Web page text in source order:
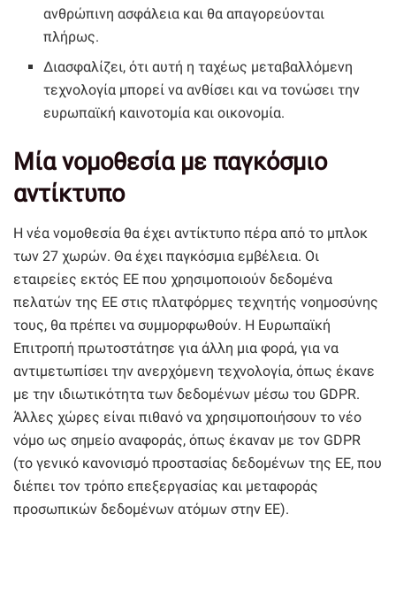
ανθρώπινη ασφάλεια και θα απαγορεύονται
πλήρως.
Διασφαλίζει, ότι αυτή η ταχέως μεταβαλλόμενη
τεχνολογία μπορεί να ανθίσει και να τονώσει την
ευρωπαϊκή καινοτομία και οικονομία.
Μία νομοθεσία με παγκόσμιο
αντίκτυπο
Η νέα νομοθεσία θα έχει αντίκτυπο πέρα από το μπλοκ
των 27 χωρών. Θα έχει παγκόσμια εμβέλεια. Οι
εταιρείες εκτός ΕΕ που χρησιμοποιούν δεδομένα
πελατών της ΕΕ στις πλατφόρμες τεχνητής νοημοσύνης
τους, θα πρέπει να συμμορφωθούν. Η Ευρωπαϊκή
Επιτροπή πρωτοστάτησε για άλλη μια φορά, για να
αντιμετωπίσει την ανερχόμενη τεχνολογία, όπως έκανε
με την ιδιωτικότητα των δεδομένων μέσω του GDPR.
Άλλες χώρες είναι πιθανό να χρησιμοποιήσουν το νέο
νόμο ως σημείο αναφοράς, όπως έκαναν με τον GDPR
(το γενικό κανονισμό προστασίας δεδομένων της ΕΕ, που
διέπει τον τρόπο επεξεργασίας και μεταφοράς
προσωπικών δεδομένων ατόμων στην ΕΕ).